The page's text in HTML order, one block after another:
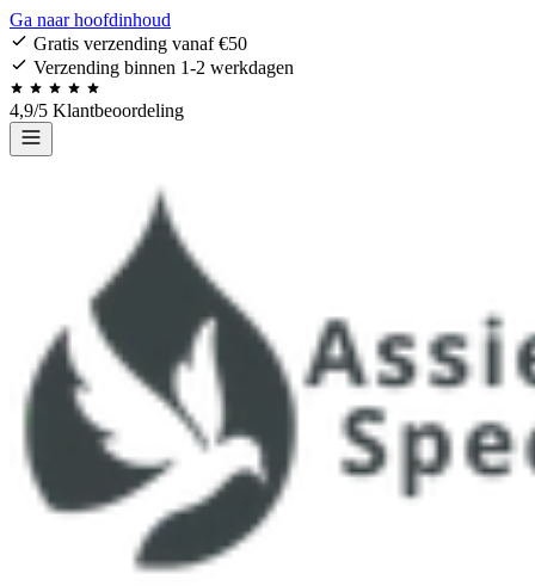
Ga naar hoofdinhoud
Gratis verzending vanaf €50
Verzending binnen 1-2 werkdagen
4,9/5 Klantbeoordeling